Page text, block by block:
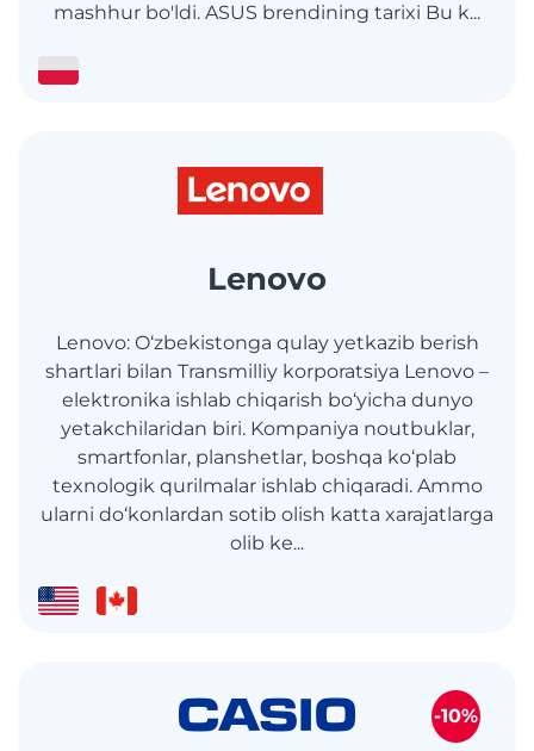
mashhur bo'ldi. ASUS brendining tarixi Bu k...
Lenovo
Lenovo: O‘zbekistonga qulay yetkazib berish
shartlari bilan Transmilliy korporatsiya Lenovo –
elektronika ishlab chiqarish bo‘yicha dunyo
yetakchilaridan biri. Kompaniya noutbuklar,
smartfonlar, planshetlar, boshqa ko‘plab
texnologik qurilmalar ishlab chiqaradi. Ammo
ularni do‘konlardan sotib olish katta xarajatlarga
olib ke...
-10%